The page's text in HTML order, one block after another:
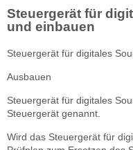
Steuergerät für
und einbauen
Steuergerät für digitales
Ausbauen
Steuergerät für digitales
Steuergerät genannt.
Wird das Steuergerät für